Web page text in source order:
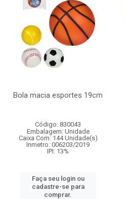
Bola macia esportes 19cm
Código: 830043
Embalagem: Unidade
Caixa Com: 144 Unidade(s)
Inmetro: 006203/2019
IPI: 13%
Faça seu login ou
cadastre-se para
comprar.